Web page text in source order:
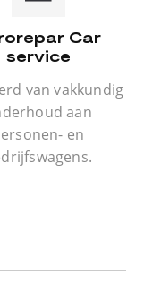
Car
service
van vakkundig
aan
en